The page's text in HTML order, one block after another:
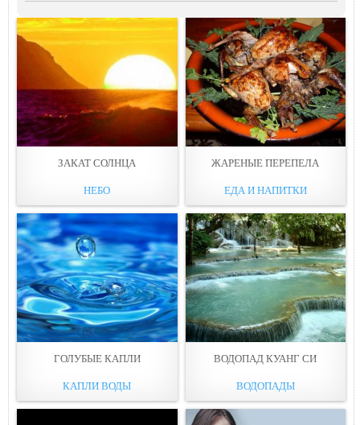
ЗАКАТ СОЛНЦА
НЕБО
ЖАРЕНЫЕ ПЕРЕПЕЛА
ЕДА И НАПИТКИ
ГОЛУБЫЕ КАПЛИ
КАПЛИ ВОДЫ
ВОДОПАД КУАНГ СИ
ВОДОПАДЫ